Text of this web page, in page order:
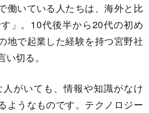
働いている人たちは、海外と比
」。10代後半から20代の初め
地で起業した経験を持つ宮野社
切る。
人がいても、情報や知識がなけ
ようなものです。テクノロジー